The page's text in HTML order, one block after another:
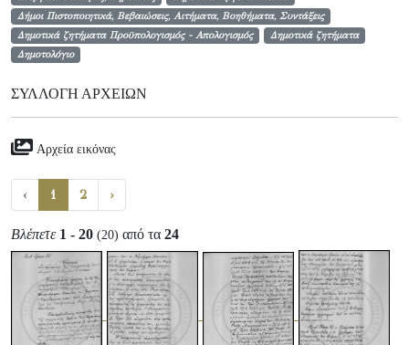
Δήμοι Πιστοποιητικά, Βεβαιώσεις, Αιτήματα, Βοηθήματα, Συντάξεις
Δημοτικά ζητήματα Προϋπολογισμός - Απολογισμός
Δημοτικά ζητήματα
Δημοτολόγιο
ΣΥΛΛΟΓΉ ΑΡΧΕΊΩΝ
Αρχεία εικόνας
‹ 1 2 ›
Βλέπετε 1 - 20 (20) από τα 24